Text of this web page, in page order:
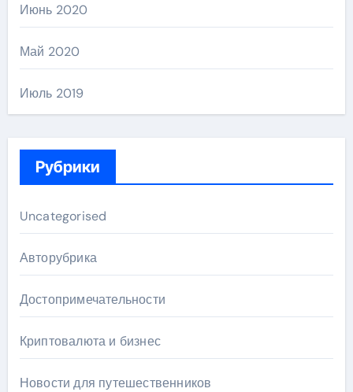
Июнь 2020
Май 2020
Июль 2019
Рубрики
Uncategorised
Авторубрика
Достопримечательности
Криптовалюта и бизнес
Новости для путешественников